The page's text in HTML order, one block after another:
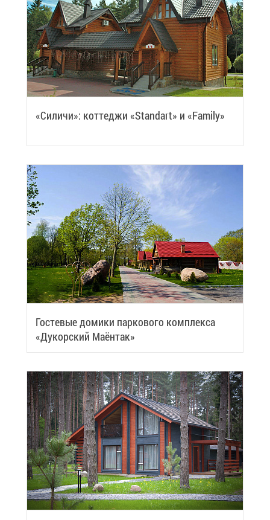
«Си­ли­чи»: кот­те­джи «Standart» и «Family»
Го­сте­вые до­ми­ки пар­ко­во­го ком­плек­са
«Ду­кор­ский Ма­ён­так»